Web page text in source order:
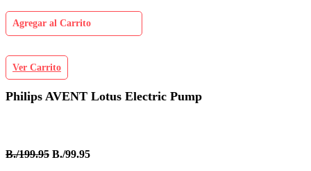
Agregar al Carrito
Ver Carrito
Philips AVENT Lotus Electric Pump
B./199.95 B./99.95